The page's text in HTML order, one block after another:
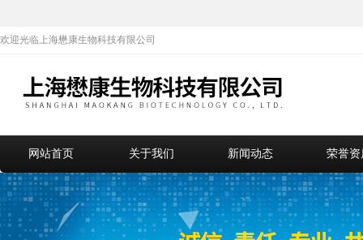
欢迎光临上海懋康生物科技有限公司
网站首页 关于我们 新闻动态 荣誉资